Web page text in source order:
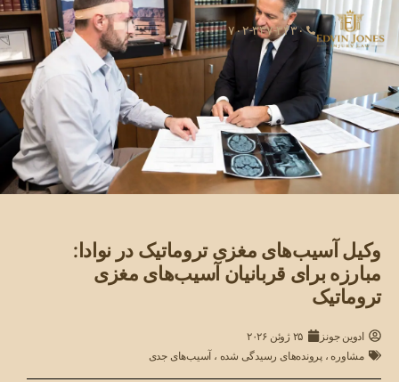
۷۰۲-۳۳۷-۳۴۳۰
وکیل آسیب‌های مغزی تروماتیک در نوادا:
مبارزه برای قربانیان آسیب‌های مغزی
تروماتیک
ادوین جونز
۲۵ ژوئن ۲۰۲۶
مشاوره ، پرونده‌های رسیدگی شده ،آسیب‌های جدی